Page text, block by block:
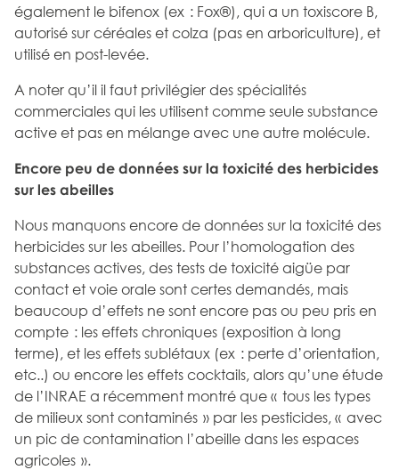
également le bifenox (ex : Fox®), qui a un toxiscore B,
autorisé sur céréales et colza (pas en arboriculture), et
utilisé en post-levée.
A noter qu’il il faut privilégier des spécialités
commerciales qui les utilisent comme seule substance
active et pas en mélange avec une autre molécule.
Encore peu de données sur la toxicité des herbicides
sur les abeilles
Nous manquons encore de données sur la toxicité des
herbicides sur les abeilles. Pour l’homologation des
substances actives, des tests de toxicité aigüe par
contact et voie orale sont certes demandés, mais
beaucoup d’effets ne sont encore pas ou peu pris en
compte : les effets chroniques (exposition à long
terme), et les effets sublétaux (ex : perte d’orientation,
etc..) ou encore les effets cocktails, alors qu’une étude
de l’INRAE a récemment montré que « tous les types
de milieux sont contaminés » par les pesticides, « avec
un pic de contamination l’abeille dans les espaces
agricoles ».